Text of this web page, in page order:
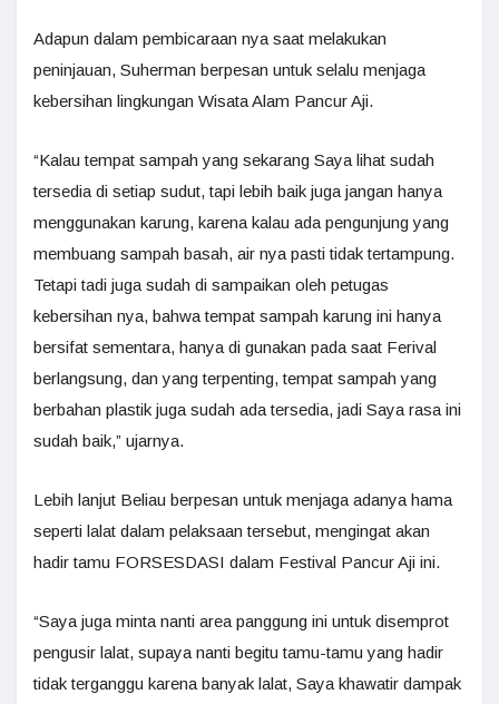
Adapun dalam pembicaraan nya saat melakukan
peninjauan, Suherman berpesan untuk selalu menjaga
kebersihan lingkungan Wisata Alam Pancur Aji.
“Kalau tempat sampah yang sekarang Saya lihat sudah
tersedia di setiap sudut, tapi lebih baik juga jangan hanya
menggunakan karung, karena kalau ada pengunjung yang
membuang sampah basah, air nya pasti tidak tertampung.
Tetapi tadi juga sudah di sampaikan oleh petugas
kebersihan nya, bahwa tempat sampah karung ini hanya
bersifat sementara, hanya di gunakan pada saat Ferival
berlangsung, dan yang terpenting, tempat sampah yang
berbahan plastik juga sudah ada tersedia, jadi Saya rasa ini
sudah baik,” ujarnya.
Lebih lanjut Beliau berpesan untuk menjaga adanya hama
seperti lalat dalam pelaksaan tersebut, mengingat akan
hadir tamu FORSESDASI dalam Festival Pancur Aji ini.
“Saya juga minta nanti area panggung ini untuk disemprot
pengusir lalat, supaya nanti begitu tamu-tamu yang hadir
tidak terganggu karena banyak lalat, Saya khawatir dampak